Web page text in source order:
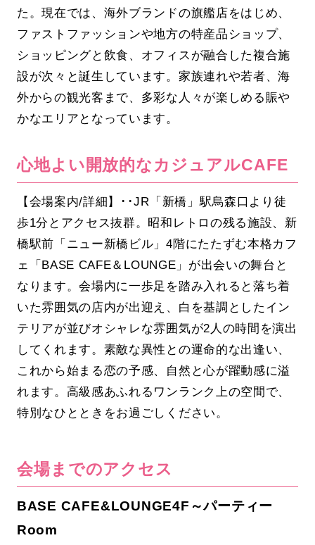
た。現在では、海外ブランドの旗艦店をはじめ、
ファストファッションや地方の特産品ショップ、
ショッピングと飲食、オフィスが融合した複合施
設が次々と誕生しています。家族連れや若者、海
外からの観光客まで、多彩な人々が楽しめる賑や
かなエリアとなっています。
心地よい開放的なカジュアルCAFE
【会場案内/詳細】･･JR「新橋」駅烏森口より徒
歩1分とアクセス抜群。昭和レトロの残る施設、新
橋駅前「ニュー新橋ビル」4階にたたずむ本格カフ
ェ「BASE CAFE＆LOUNGE」が出会いの舞台と
なります。会場内に一歩足を踏み入れると落ち着
いた雰囲気の店内が出迎え、白を基調としたイン
テリアが並びオシャレな雰囲気が2人の時間を演出
してくれます。素敵な異性との運命的な出逢い、
これから始まる恋の予感、自然と心が躍動感に溢
れます。高級感あふれるワンランク上の空間で、
特別なひとときをお過ごしください。
会場までのアクセス
BASE CAFE&LOUNGE4F～パーティー
Room